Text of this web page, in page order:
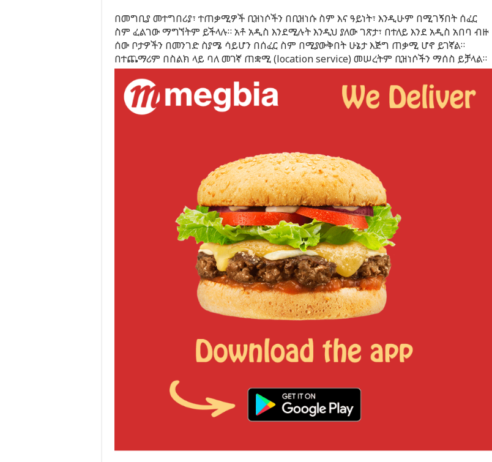
በመግቢያ መተግበሪያ፣ ተጠቃሚዎች ቢዝነሶችን በቢዝነሱ ስም እና ዓይነት፣ እንዲሁም በሚገኝበት ሰፈር
ስም ፈልገው ማግኘትም ይችላሉ። አቶ አዲስ እንደሚሉት እንዲህ ያለው ገጽታ፣ በተለይ እንደ አዲስ አበባ ብዙ
ሰው ቦታዎችን በመንገድ ስያሜ ሳይሆን በሰፈር ስም በሚያውቅበት ሁኔታ እጅግ ጠቃሚ ሆኖ ይገኛል።
በተጨማሪም በስልክ ላይ ባለ መገኛ ጠቋሚ (location service) መሠረትም ቢዝነሶችን ማሰስ ይቻላል።